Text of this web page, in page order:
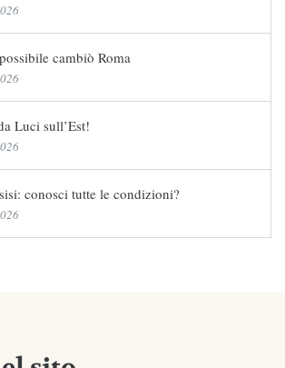
cambiò Roma
Luci sull’Est!
conosci tutte le condizioni?